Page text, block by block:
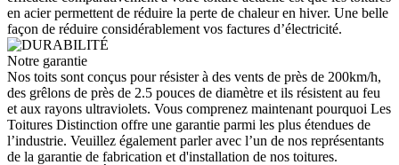
en acier permettent de réduire la perte de chaleur en hiver. Une belle
façon de réduire considérablement vos factures d’électricité.
Notre garantie
Nos toits sont conçus pour résister à des vents de près de 200km/h,
des grêlons de près de 2.5 pouces de diamètre et ils résistent au feu
et aux rayons ultraviolets. Vous comprenez maintenant pourquoi Les
Toitures Distinction offre une garantie parmi les plus étendues de
l’industrie. Veuillez également parler avec l’un de nos représentants
de la garantie de fabrication et d'installation de nos toitures.